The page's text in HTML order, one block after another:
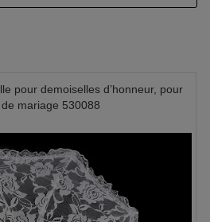
pour demoiselles d’honneur, pour
mariage 530088